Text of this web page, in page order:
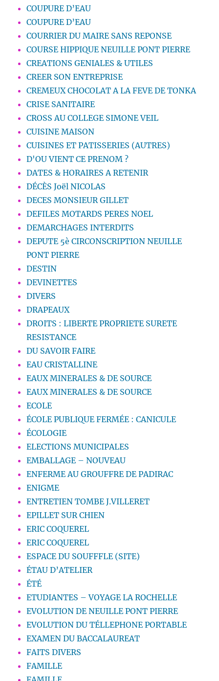
COUPURE D’EAU
COUPURE D’EAU
COURRIER DU MAIRE SANS REPONSE
COURSE HIPPIQUE NEUILLE PONT PIERRE
CREATIONS GENIALES & UTILES
CREER SON ENTREPRISE
CREMEUX CHOCOLAT A LA FEVE DE TONKA
CRISE SANITAIRE
CROSS AU COLLEGE SIMONE VEIL
CUISINE MAISON
CUISINES ET PATISSERIES (AUTRES)
D'OU VIENT CE PRENOM ?
DATES & HORAIRES A RETENIR
DÉCÈS Joël NICOLAS
DECES MONSIEUR GILLET
DEFILES MOTARDS PERES NOEL
DEMARCHAGES INTERDITS
DEPUTE 5è CIRCONSCRIPTION NEUILLE
PONT PIERRE
DESTIN
DEVINETTES
DIVERS
DRAPEAUX
DROITS : LIBERTE PROPRIETE SURETE
RESISTANCE
DU SAVOIR FAIRE
EAU CRISTALLINE
EAUX MINERALES & DE SOURCE
EAUX MINERALES & DE SOURCE
ECOLE
ÉCOLE PUBLIQUE FERMÉE : CANICULE
ÉCOLOGIE
ELECTIONS MUNICIPALES
EMBALLAGE – NOUVEAU
ENFERME AU GROUFFRE DE PADIRAC
ENIGME
ENTRETIEN TOMBE J.VILLERET
EPILLET SUR CHIEN
ERIC COQUEREL
ERIC COQUEREL
ESPACE DU SOUFFFLE (SITE)
ÉTAU D’ATELIER
ÉTÉ
ETUDIANTES – VOYAGE LA ROCHELLE
EVOLUTION DE NEUILLE PONT PIERRE
EVOLUTION DU TÉLLEPHONE PORTABLE
EXAMEN DU BACCALAUREAT
FAITS DIVERS
FAMILLE